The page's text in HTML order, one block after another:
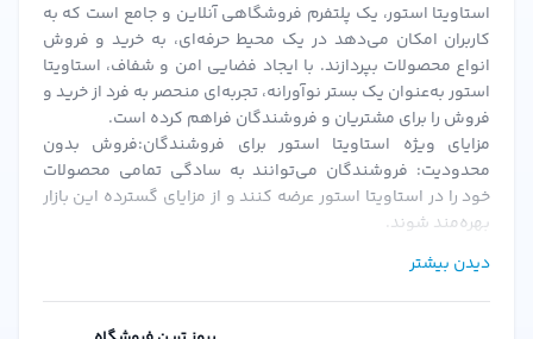
می‌دهیم.
نظرات مشتریان درباره شامپو اس وی آی Color Fix
مشتریاناستاویتا استورنظرات مثبتی درباره این محصول
داشته‌اند:
"بعد از استفاده از این شامپو، رنگ موهایم تا هفته‌ها ماندگار
بود و موهایم نرم و درخشان شدند." — سارا
استاویتا استور، یک پلتفرم فروشگاهی آنلاین و جامع است که به
کاربران امکان می‌دهد در یک محیط حرفه‌ای، به خرید و فروش
انواع محصولات بپردازند. با ایجاد فضایی امن و شفاف، استاویتا
استور به‌عنوان یک بستر نوآورانه، تجربه‌ای منحصر به فرد از خرید و
فروش را برای مشتریان و فروشندگان فراهم کرده است.
مزایای ویژه استاویتا استور برای فروشندگان:فروش بدون
محدودیت: فروشندگان می‌توانند به سادگی تمامی محصولات
خود را در استاویتا استور عرضه کنند و از مزایای گسترده این بازار
بهره‌مند شوند.
فروشندگان می‌توانند به سرعت فعالیت خود را آغاز کنند.
کمیسیون‌های منعطف: استاویتا استور با ارائه کمیسیون‌های
قابل تنظیم، شرایطی را فراهم می‌کند که فروشندگان بتوانند به
دیدن بیشتر